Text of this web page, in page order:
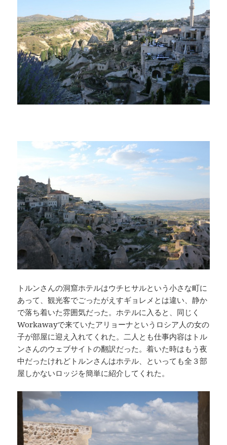
トルンさんの洞窟ホテルはウチヒサルという小さな町に
あって、観光客でごったがえすギョレメとは違い、静か
で落ち着いた雰囲気だった。ホテルに入ると、同じく
Workawayで来ていたアリョーナというロシア人の女の
子が部屋に迎え入れてくれた。二人とも仕事内容はトル
ンさんのウェブサイトの翻訳だった。着いた時はもう夜
中だったけれどトルンさんはホテル、といっても全３部
屋しかないロッジを簡単に紹介してくれた。